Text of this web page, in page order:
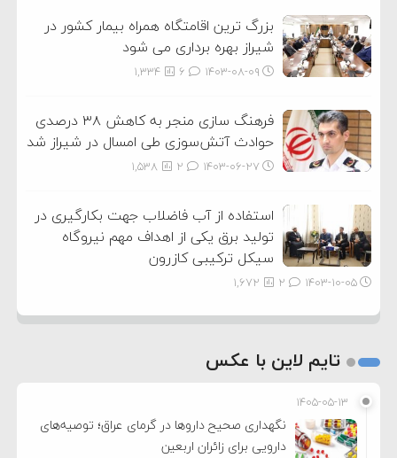
بزرگ ترین اقامتگاه همراه بیمار کشور در
شیراز بهره برداری می شود
۱۴۰۳-۰۸-۰۹ 1,334
فرهنگ سازی منجر به کاهش ۳۸ درصدی
حوادث آتش‌سوزی طی امسال در شیراز شد
۱۴۰۳-۰۶-۲۷ 1,538
استفاده از آب فاضلاب جهت بکارگیری در
تولید برق یکی از اهداف مهم نیروگاه
سیکل ترکیبی کازرون
۱۴۰۳-۱۰-۰۵ 1,672
تایم لاین با عکس
۱۴۰۵-۰۵-۱۳
نگهداری صحیح داروها در گرمای عراق؛ توصیه‌های
دارویی برای زائران اربعین